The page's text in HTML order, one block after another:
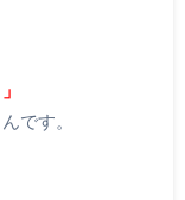
です。